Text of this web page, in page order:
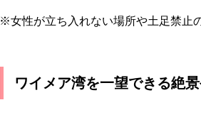
※女性が立ち入れない場所や土足禁止
ワイメア湾を一望できる絶